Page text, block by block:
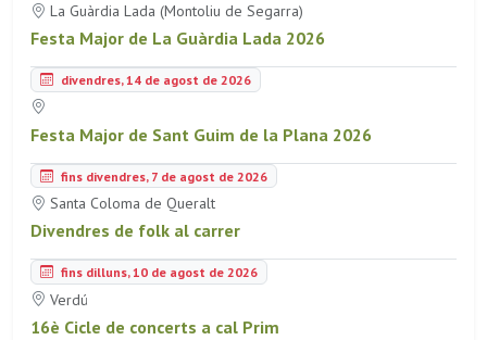
La Guàrdia Lada (Montoliu de Segarra)
Festa Major de La Guàrdia Lada 2026
divendres, 14 de agost de 2026
Festa Major de Sant Guim de la Plana 2026
fins divendres, 7 de agost de 2026
Santa Coloma de Queralt
Divendres de folk al carrer
fins dilluns, 10 de agost de 2026
Verdú
16è Cicle de concerts a cal Prim